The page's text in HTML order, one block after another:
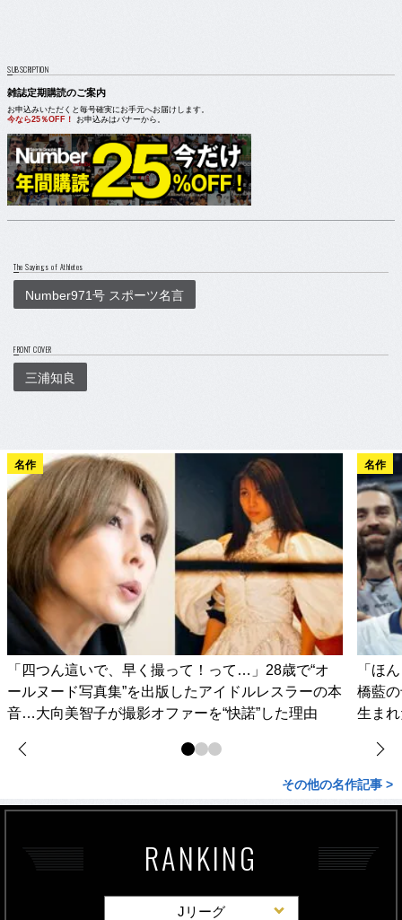
SUBSCRIPTION
雑誌定期購読のご案内
お申込みいただくと毎号確実にお手元へお届けします。
今なら25％OFF！ お申込みはバナーから。
The Sayings of Athletes
Number971号 スポーツ名言
FRONT COVER
三浦知良
名作
「四つん這いで、早く撮って！って…」28歳で“オ
ールヌード写真集”を出版したアイドルレスラーの本
音…大向美智子が撮影オファーを“快諾”した理由
名作
「ほ
橋藍
生ま
その他の名作記事 >
RANKING
Jリーグ